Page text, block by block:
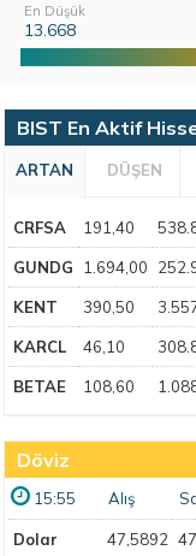
En Düşük
13.668
BIST En Aktif
ARTAN DÜŞEN
CRFSA 191,40
GUNDG 1.694,00
KENT 390,50
KARCL 46,10
BETAE 108,60
Döviz
15:55 Alış
Dolar 47,5892